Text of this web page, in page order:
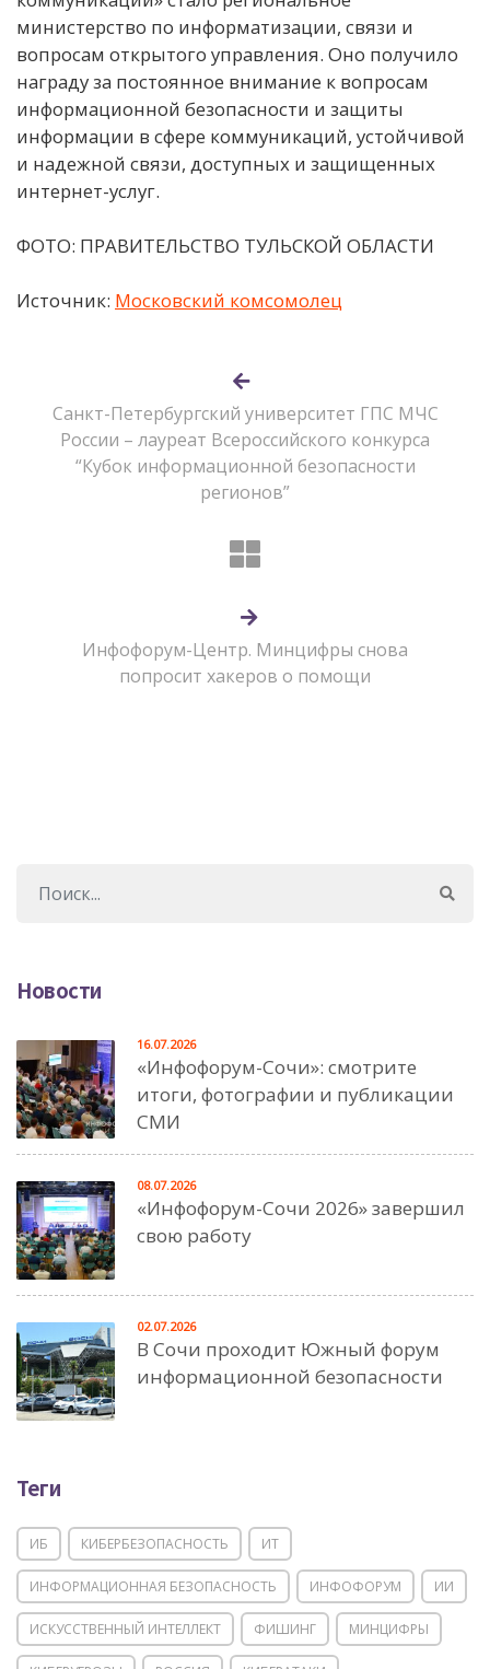
министерство по информатизации, связи и
вопросам открытого управления. Оно получило
награду за постоянное внимание к вопросам
информационной безопасности и защиты
информации в сфере коммуникаций, устойчивой
и надежной связи, доступных и защищенных
интернет-услуг.
ФОТО: ПРАВИТЕЛЬСТВО ТУЛЬСКОЙ ОБЛАСТИ
Источник: Московский комсомолец
Санкт-Петербургский университет ГПС МЧС
России – лауреат Всероссийского конкурса
“Кубок информационной безопасности
регионов”
Инфофорум-Центр. Минцифры снова
попросит хакеров о помощи
Новости
«Инфофорум-Сочи»: смотрите
итоги, фотографии и публикации
СМИ
16.07.2026
«Инфофорум-Сочи 2026» завершил
свою работу
08.07.2026
В Сочи проходит Южный форум
информационной безопасности
02.07.2026
Теги
ИБ КИБЕРБЕЗОПАСНОСТЬ ИТ
ИНФОРМАЦИОННАЯ БЕЗОПАСНОСТЬ ИНФОФОРУМ ИИ
ИСКУССТВЕННЫЙ ИНТЕЛЛЕКТ ФИШИНГ МИНЦИФРЫ